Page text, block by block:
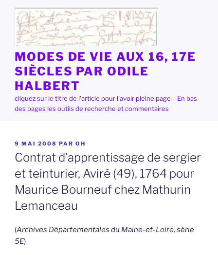
contenu
principal
MODES DE VIE AUX 16, 17E
SIÈCLES PAR ODILE
HALBERT
cliquez sur le titre de l'article pour l'avoir pleine page – En bas
des pages les outils de recherche et commentaires
PUBLIÉ
LE
9 MAI 2008 PAR OH
Contrat d’apprentissage de sergier
et teinturier, Aviré (49), 1764 pour
Maurice Bourneuf chez Mathurin
Lemanceau
(Archives Départementales du Maine-et-Loire, série
5E)